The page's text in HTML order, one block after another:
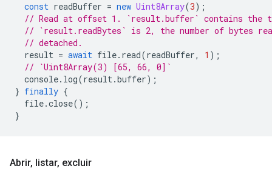
const readBuffer = new Uint8Array(3);
// Read at offset 1. `result.buffer` contains the
// `result.readBytes` is 2, the number of bytes
// detached.
result = await file. read(readBuffer, 1 );
// `Uint8Array(3) [65, 66, 0]`
console. log(result.buffer);
} finally {
file.close();
}
Abrir, listar, excluir